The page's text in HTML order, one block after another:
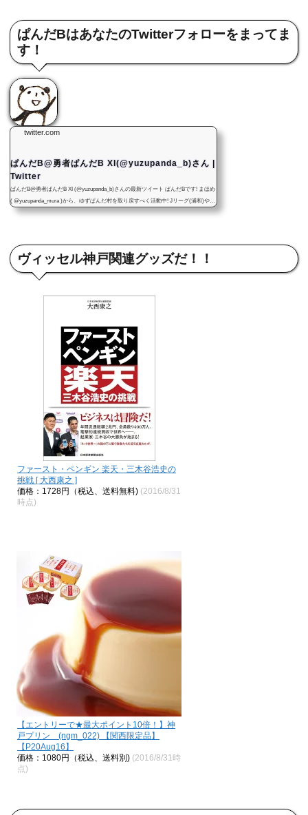
ぱんだBはあなたのTwitterフォローをまってま
す！
twitter.com
ぱんだB@勇者ぱんだB XI(@yuzupanda_b)さん |
Twitter
ぱんだB@勇者ぱんだB XI (@yuzupanda_b)さんの最新ツイート ぱんだBです! まほめ
( @yuzupanda_mura )から、ゆずぱんだ村を取り戻すべく活動中! Jリーグ(浦和)やゲ
ームにボードゲーム。まほめやぱんだBのボドゲ・ハンドメイド・イベント情報、
ヴィッセル神戸関連グッズだ！！
ファースト・ペンギン 楽天・三木谷浩史の
挑戦 [ 大西康之 ]
価格：1728円（税込、送料無料) (2016/8/31
時点)
【エントリーで★最大ポイント10倍！】神
戸プリン (ngm_022) 【関西限定品】
【P20Aug16】
価格：1080円（税込、送料別) (2016/8/31時
点)